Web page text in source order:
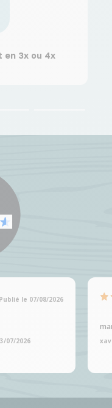
en 3x ou 4x
Publié le 07/08/2026
07/2026